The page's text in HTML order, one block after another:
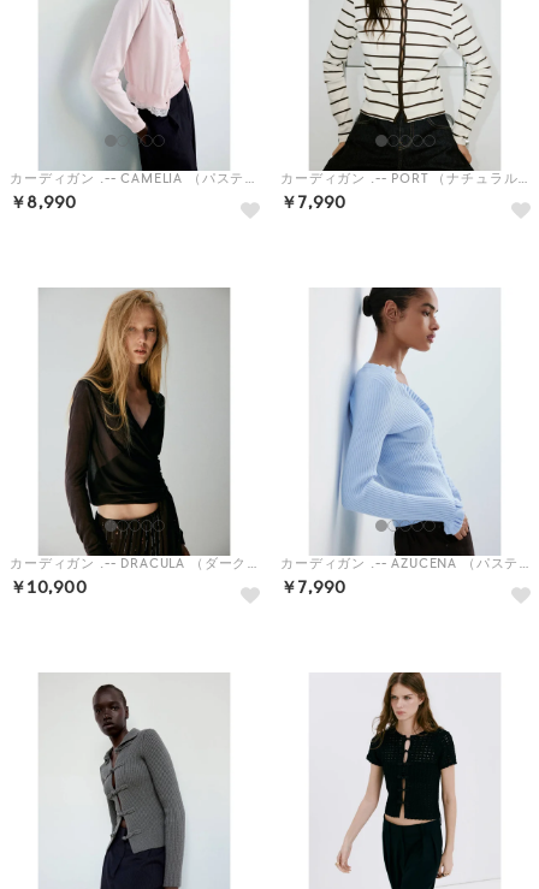
カーディガン .-- CAMELIA （パステルピンク）
￥8,990
カーディガン .-- PORT （ナチュラルホワイト）
￥7,990
カーディガン .-- DRACULA （ダークブラウン）
￥10,900
カーディガン .-- AZUCENA （パステルブルー）
￥7,990